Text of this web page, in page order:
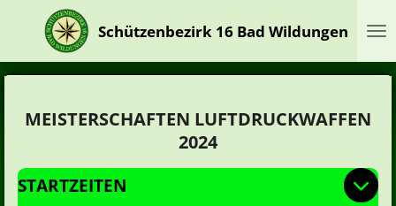
Hauptinhalt
springen
Schützenbezirk 16 Bad Wildungen
MEISTERSCHAFTEN LUFTDRUCKWAFFEN
2024
STARTZEITEN